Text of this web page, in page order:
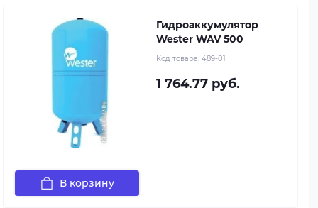
Гидроаккумулятор
Wester WAV 500
Код товара: 489-01
1 764.77 руб.
В корзину